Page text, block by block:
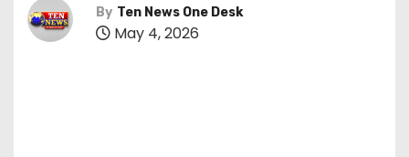
By Ten News One Desk
May 4, 2026